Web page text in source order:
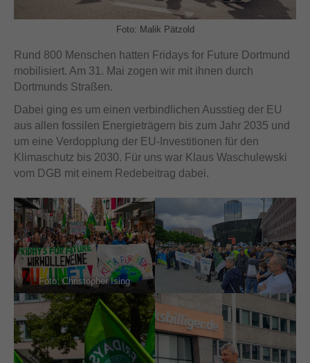
Foto: Malik Pätzold
Rund 800 Menschen hatten Fridays for Future Dortmund
mobilisiert. Am 31. Mai zogen wir mit ihnen durch
Dortmunds Straßen.
Dabei ging es um einen verbindlichen Ausstieg der EU
aus allen fossilen Energieträgern bis zum Jahr 2035 und
um eine Verdopplung der EU-Investitionen für den
Klimaschutz bis 2030. Für uns war Klaus Waschulewski
vom DGB mit einem Redebeitrag dabei.
Foto: Christopher Ising